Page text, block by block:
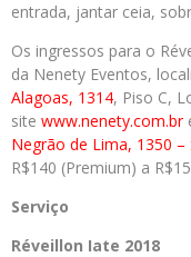
entrada, jantar ceia,
Os ingressos para o
da Nenety Eventos,
Alagoas, 1314, Piso C,
site www.nenety.com.br
Negrão de Lima, 1350 –
R$140 (Premium) a
Serviço
Réveillon Iate 2018